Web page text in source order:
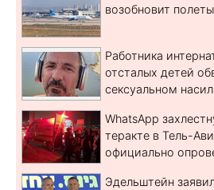
возобновит
Работника
отсталых детей
сексуальном
WhatsApp
теракте в Тель-
официально
Эдельштейн